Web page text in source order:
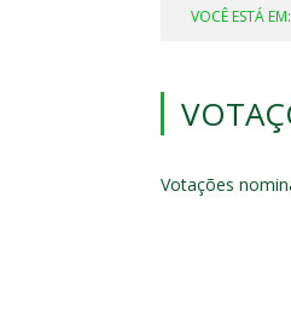
VOCÊ ESTÁ EM:
Votações